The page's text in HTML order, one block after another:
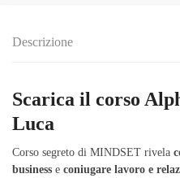
Descrizione
Scarica il corso
Luca
Corso segreto di MINDSET rivela
business e coniugare lavoro e